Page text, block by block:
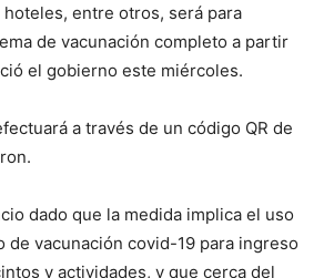
entre otros, será para
de vacunación completo a partir
el gobierno este miércoles.
a través de un código QR de
dado que la medida implica el uso
de vacunación covid-19 para ingreso
y actividades, y que cerca del